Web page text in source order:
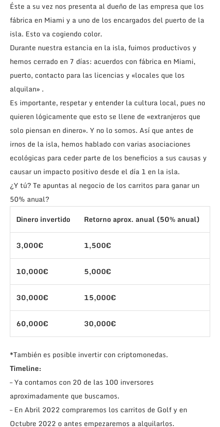
Éste a su vez nos presenta al dueño de las empresa que los
fábrica en Miami y a uno de los encargados del puerto de la
isla. Esto va cogiendo color.
Durante nuestra estancia en la isla, fuimos productivos y
hemos cerrado en 7 días: acuerdos con fábrica en Miami,
puerto, contacto para las licencias y «locales que los
alquilan» .
Es importante, respetar y entender la cultura local, pues no
quieren lógicamente que esto se llene de «extranjeros que
solo piensan en dinero». Y no lo somos. Así que antes de
irnos de la isla, hemos hablado con varias asociaciones
ecológicas para ceder parte de los beneficios a sus causas y
causar un impacto positivo desde el día 1 en la isla.
¿Y tú? Te apuntas al negocio de los carritos para ganar un
50% anual?
Dinero invertido
Retorno aprox. anual (50% anual)
3,000€ 1,500€
10,000€ 5,000€
30,000€ 15,000€
60,000€ 30,000€
*También es posible invertir con criptomonedas.
Timeline:
– Ya contamos con 20 de las 100 inversores
aproximadamente que buscamos.
– En Abril 2022 compraremos los carritos de Golf y en
Octubre 2022 o antes empezaremos a alquilarlos.